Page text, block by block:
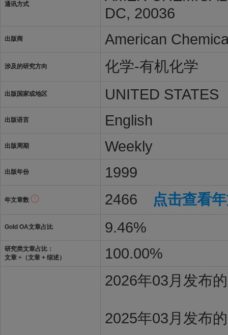
通讯方式
DC, 20036
出版商 American
涉及的研究方向 化学-有机化学
出版国家或地区 UNITED STATES
出版语言 English
出版周期 Weekly
出版年份 1999
年文章数 2466 点击查看
Gold OA文章占比 9.46%
研究类文章占比：
文章 ÷（文章 + 综述）
100.00%
2026年03月发布
2025年03月发布